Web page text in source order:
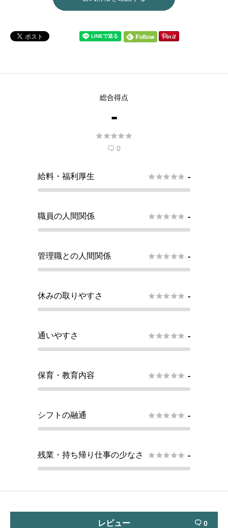
総合得点
-

 0
給料・福利厚生  -
職員の人間関係  -
管理職との人間関係  -
休みの取りやすさ  -
通いやすさ  -
保育・教育内容  -
シフトの融通  -
残業・持ち帰り仕事の少なさ  -
レビュー  0